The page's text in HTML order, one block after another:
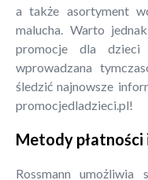
a także asortyment
malucha. Warto
promocje dla dzieci
wprowadzana
śledzić najnowsze
promocjedladzieci.pl!
Metody płatności
Rossmann